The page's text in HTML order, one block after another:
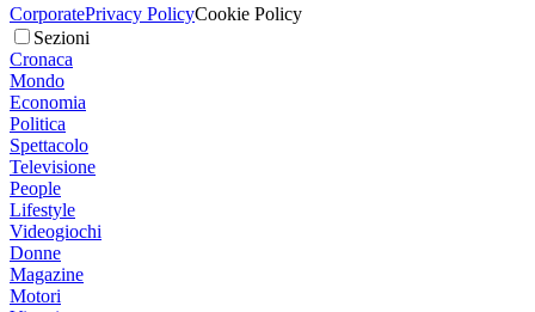
CorporatePrivacy PolicyCookie Policy
Sezioni
Cronaca
Mondo
Economia
Politica
Spettacolo
Televisione
People
Lifestyle
Videogiochi
Donne
Magazine
Motori